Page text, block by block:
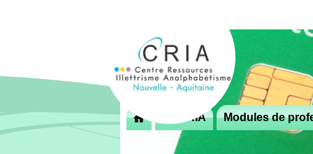
principal Le CRIA Modules de